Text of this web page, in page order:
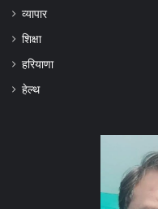
व्यापार
शिक्षा
हरियाणा
हेल्‍थ